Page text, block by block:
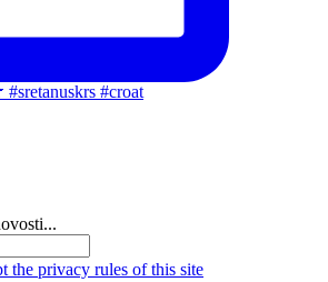
#croat
the privacy rules of this site